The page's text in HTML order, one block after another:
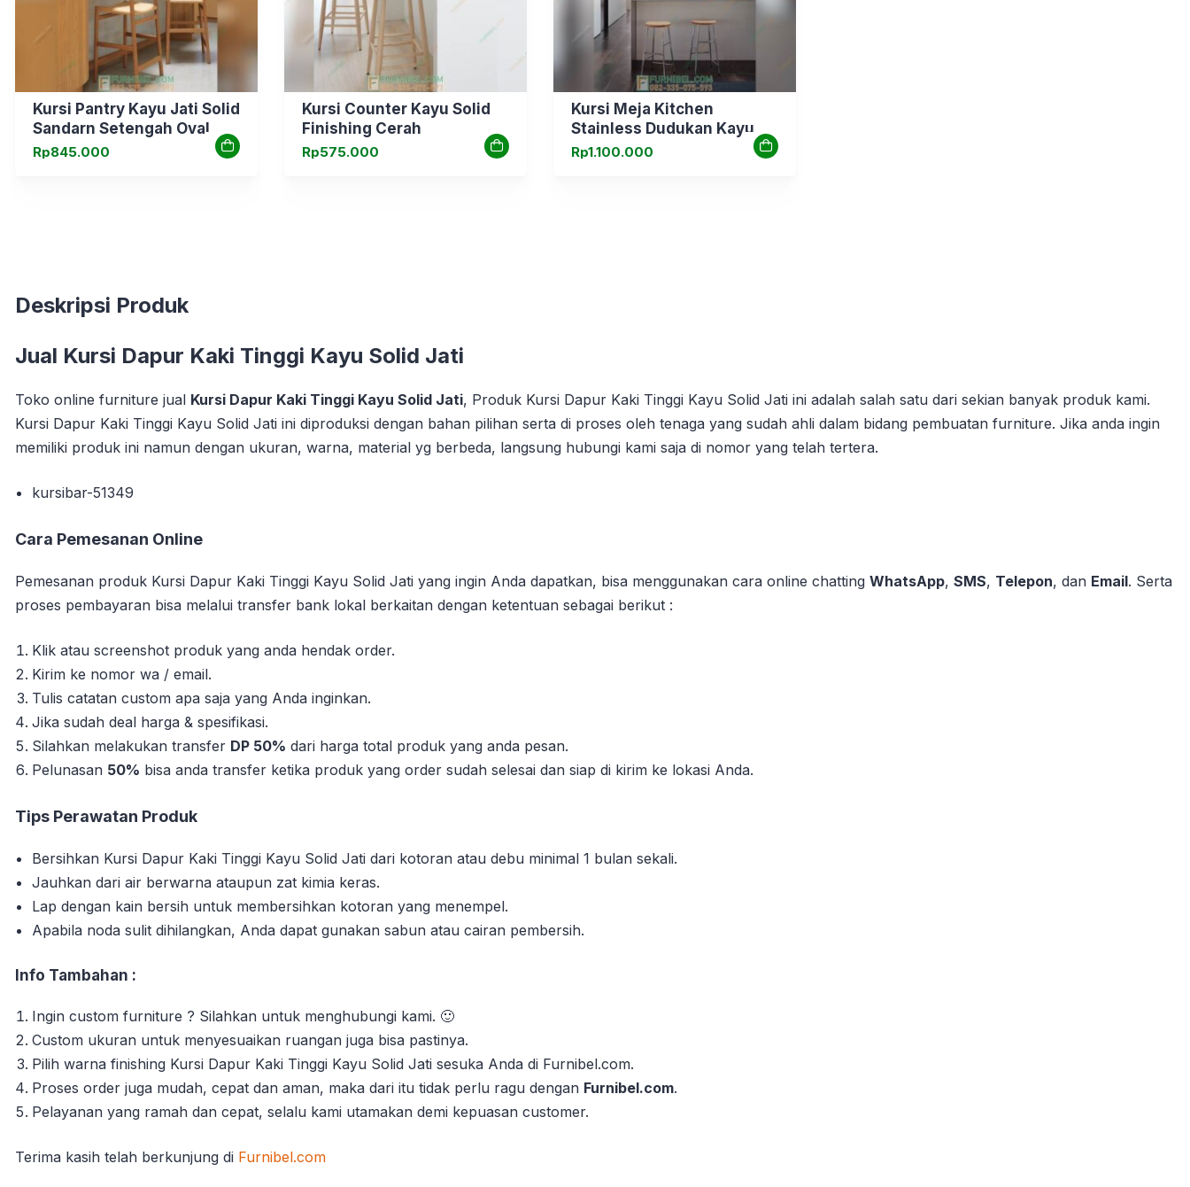
Kursi Pantry Kayu Jati Solid
Sandarn Setengah Oval
Rp845.000
Kursi Counter Kayu Solid
Finishing Cerah
Rp575.000
Kursi Meja Kitchen
Stainless Dudukan Kayu
Rp1.100.000
Deskripsi Produk
Jual Kursi Dapur Kaki Tinggi Kayu Solid Jati
Toko online furniture jual Kursi Dapur Kaki Tinggi Kayu Solid Jati, Produk Kursi Dapur Kaki Tinggi Kayu Solid Jati ini adalah salah satu dari sekian banyak produk kami.
Kursi Dapur Kaki Tinggi Kayu Solid Jati ini diproduksi dengan bahan pilihan serta di proses oleh tenaga yang sudah ahli dalam bidang pembuatan furniture. Jika anda ingin
memiliki produk ini namun dengan ukuran, warna, material yg berbeda, langsung hubungi kami saja di nomor yang telah tertera.
kursibar-51349
Cara Pemesanan Online
Pemesanan produk Kursi Dapur Kaki Tinggi Kayu Solid Jati yang ingin Anda dapatkan, bisa menggunakan cara online chatting WhatsApp, SMS, Telepon, dan Email. Serta
proses pembayaran bisa melalui transfer bank lokal berkaitan dengan ketentuan sebagai berikut :
Klik atau screenshot produk yang anda hendak order.
Kirim ke nomor wa / email.
Tulis catatan custom apa saja yang Anda inginkan.
Jika sudah deal harga & spesifikasi.
Silahkan melakukan transfer DP 50% dari harga total produk yang anda pesan.
Pelunasan 50% bisa anda transfer ketika produk yang order sudah selesai dan siap di kirim ke lokasi Anda.
Tips Perawatan Produk
Bersihkan Kursi Dapur Kaki Tinggi Kayu Solid Jati dari kotoran atau debu minimal 1 bulan sekali.
Jauhkan dari air berwarna ataupun zat kimia keras.
Lap dengan kain bersih untuk membersihkan kotoran yang menempel.
Apabila noda sulit dihilangkan, Anda dapat gunakan sabun atau cairan pembersih.
Info Tambahan :
Ingin custom furniture ? Silahkan untuk menghubungi kami. 🙂
Custom ukuran untuk menyesuaikan ruangan juga bisa pastinya.
Pilih warna finishing Kursi Dapur Kaki Tinggi Kayu Solid Jati sesuka Anda di Furnibel.com.
Proses order juga mudah, cepat dan aman, maka dari itu tidak perlu ragu dengan Furnibel.com.
Pelayanan yang ramah dan cepat, selalu kami utamakan demi kepuasan customer.
Terima kasih telah berkunjung di Furnibel.com